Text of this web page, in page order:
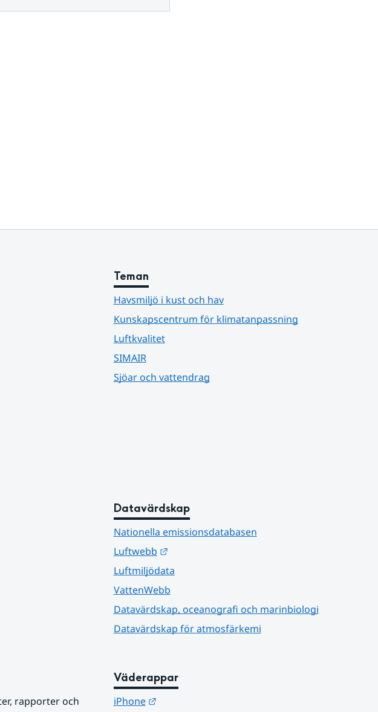
Teman
Havsmiljö i kust och hav
Kunskapscentrum för klimatanpassning
Luftkvalitet
SIMAIR
Sjöar och vattendrag
Datavärdskap
Nationella emissionsdatabasen
Luftwebb
Länk till annan webbplats.
Luftmiljödata
VattenWebb
Datavärdskap, oceanografi och marinbiologi
Datavärdskap för atmosfärkemi
rapporter och
Väderappar
iPhone Länk till annan webbplats.